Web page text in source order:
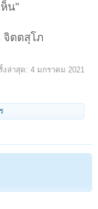
ห็น"
จิตตสุโภ
งล่าสุด: 4 มกราคม 2021